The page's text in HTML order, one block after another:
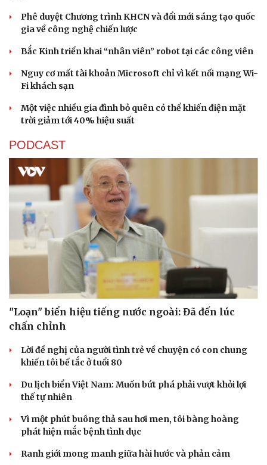
Văn hóa
Sân khấu - Điện ảnh
Âm nhạc
Di sản
Giải trí
Phê duyệt Chương trình KHCN và đổi mới sáng tạo quốc
gia về công nghệ chiến lược
Bắc Kinh triển khai “nhân viên” robot tại các công viên
Nguy cơ mất tài khoản Microsoft chỉ vì kết nối mạng Wi-
Fi khách sạn
Một việc nhiều gia đình bỏ quên có thể khiến điện mặt
trời giảm tới 40% hiệu suất
PODCAST
"Loạn" biển hiệu tiếng nước ngoài: Đã đến lúc
chấn chỉnh
Lời đề nghị của người tình trẻ về chuyện có con chung
khiến tôi bế tắc ở tuổi 80
Du lịch biển Việt Nam: Muốn bứt phá phải vượt khỏi lợi
thế tự nhiên
Vì một phút buông thả sau hơi men, tôi bàng hoàng
phát hiện mắc bệnh tình dục
Ranh giới mong manh giữa hài hước và phản cảm